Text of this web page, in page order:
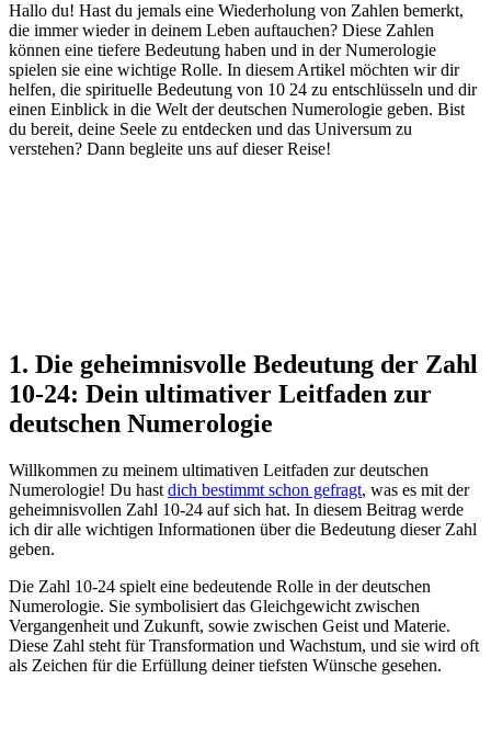
Hallo du! Hast du jemals eine Wiederholung von Zahlen bemerkt,
die immer wieder in deinem Leben auftauchen? Diese Zahlen
können eine tiefere Bedeutung haben und in der Numerologie
spielen sie eine wichtige Rolle. In diesem Artikel möchten wir dir
helfen, die spirituelle Bedeutung von 10 24 zu entschlüsseln und dir
einen Einblick in die Welt der deutschen Numerologie geben. Bist
du bereit, deine Seele zu entdecken und das Universum zu
verstehen? Dann begleite uns auf dieser Reise!
1. Die geheimnisvolle Bedeutung der Zahl
10-24: Dein ultimativer Leitfaden zur
deutschen Numerologie
Willkommen zu meinem ultimativen Leitfaden zur deutschen
Numerologie! Du hast dich bestimmt schon gefragt, was es mit der
geheimnisvollen Zahl 10-24 auf sich hat. In diesem Beitrag werde
ich dir alle wichtigen Informationen über die Bedeutung dieser Zahl
geben.
Die Zahl 10-24 spielt eine bedeutende Rolle in der deutschen
Numerologie. Sie symbolisiert das Gleichgewicht zwischen
Vergangenheit und Zukunft, sowie zwischen Geist und Materie.
Diese Zahl steht für Transformation und Wachstum, und sie wird oft
als Zeichen für die Erfüllung deiner tiefsten Wünsche gesehen.